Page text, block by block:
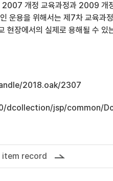
2007 개정 교육과정과 2009 개
운용을 위해서는 제7차 교육과
현장에서의 실제로 용해될 수 있
2018.oak/2307
dcollection/jsp/common/
item record